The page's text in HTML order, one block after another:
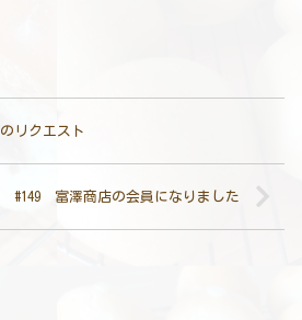
リクエスト
#149 富澤商店の会員になりました